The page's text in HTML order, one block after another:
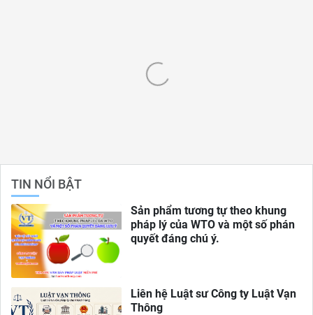
TIN NỔI BẬT
Sản phẩm tương tự theo khung
pháp lý của WTO và một số phán
quyết đáng chú ý.
Liên hệ Luật sư Công ty Luật Vạn
Thông